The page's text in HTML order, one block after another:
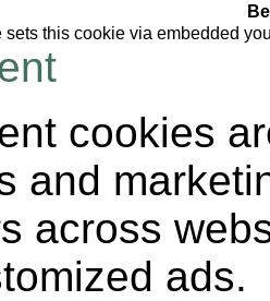
sets this cookie via embedded
cookies
and
across
ads.